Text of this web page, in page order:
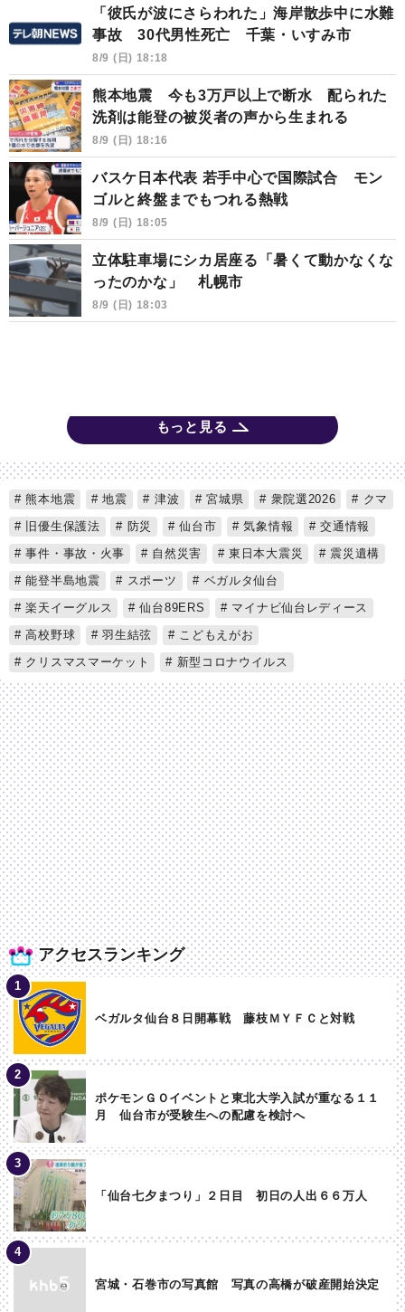
「彼氏が波にさらわれた」海岸散歩中に水難
事故 30代男性死亡 千葉・いすみ市
8/9 (日) 18:18
熊本地震 今も3万戸以上で断水 配られた
洗剤は能登の被災者の声から生まれる
8/9 (日) 18:16
バスケ日本代表 若手中心で国際試合 モン
ゴルと終盤までもつれる熱戦
8/9 (日) 18:05
立体駐車場にシカ居座る「暑くて動かなくな
ったのかな」 札幌市
8/9 (日) 18:03
もっと見る
アクセスランキング
ベガルタ仙台８日開幕戦 藤枝ＭＹＦＣと対戦
ポケモンＧＯイベントと東北大学入試が重なる１１
月 仙台市が受験生への配慮を検討へ
「仙台七夕まつり」２日目 初日の人出６６万人
宮城・石巻市の写真館 写真の高橋が破産開始決定
熊本地震 地震 津波 宮城県 衆院選2026
クマ
旧優生保護法
防災 仙台市 気象情報
交通情報
事件・事故・火事
自然災害 東日本大震災
震災遺構
能登半島地震
スポーツ
ベガルタ仙台
楽天イーグルス
仙台89ERS
マイナビ仙台レディース
高校野球
羽生結弦
こどもえがお
クリスマスマーケット
新型コロナウイルス